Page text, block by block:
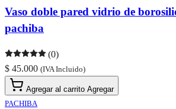
Vaso doble pared vidrio de
pachiba
(0)
$ 45.000 (IVA Incluido)
Agregar al carrito Agregar
PACHIBA